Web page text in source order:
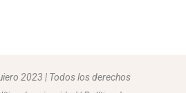
2023 | Todos los derechos